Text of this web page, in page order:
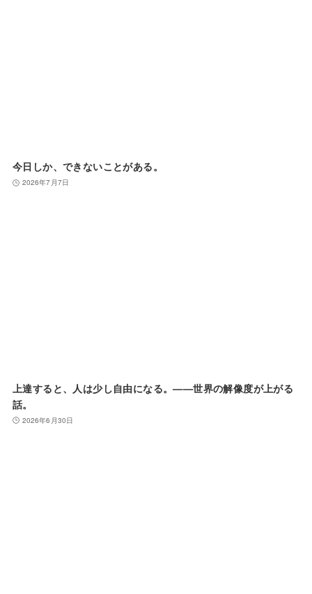
今日しか、できないことがある。
2026年7月7日
上達すると、人は少し自由になる。——世界の解像度が上がる
話。
2026年6月30日